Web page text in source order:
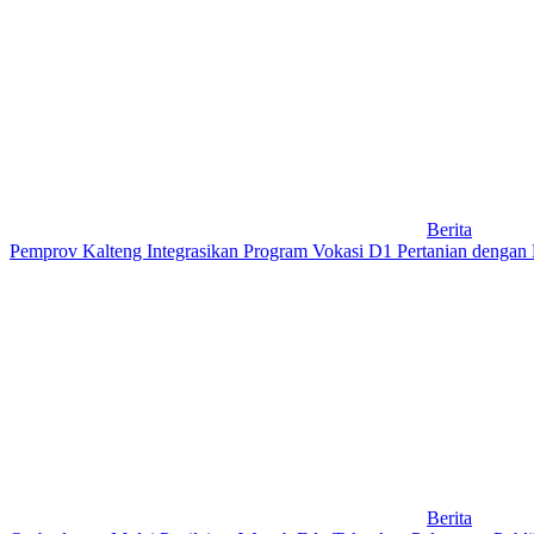
Berita
Pemprov Kalteng Integrasikan Program Vokasi D1 Pertanian
Berita